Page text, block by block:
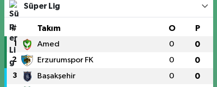
Süper Lig
# Takım O P
1 Amed 0 0
2 Erzurumspor FK 0 0
3 Başakşehir 0 0